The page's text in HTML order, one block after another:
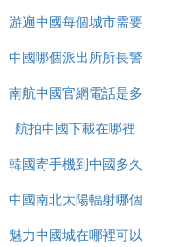
達
游遍中國每個城市需要
多久
中國哪個派出所所長警
銜最高
南航中國官網電話是多
少錢
航拍中國下載在哪裡
韓國寄手機到中國多久
中國南北太陽輻射哪個
大
魅力中國城在哪裡可以